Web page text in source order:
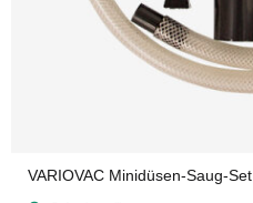
VARIOVAC Minidüsen-Saug-Set